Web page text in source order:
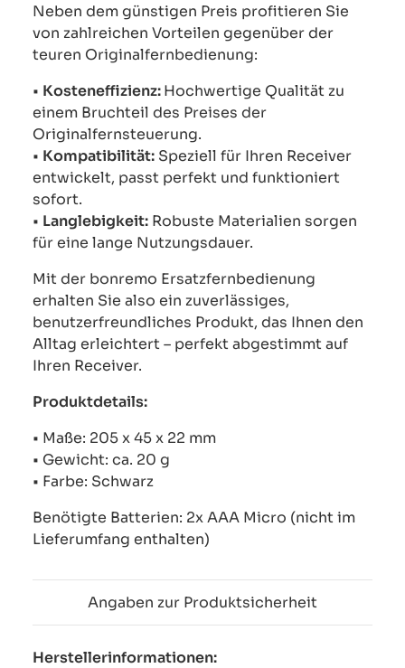
Neben dem günstigen Preis profitieren Sie
von zahlreichen Vorteilen gegenüber der
teuren Originalfernbedienung:
• Kosteneffizienz:Hochwertige Qualität zu
einem Bruchteil des Preises der
Originalfernsteuerung.
• Kompatibilität: Speziell für Ihren Receiver
entwickelt, passt perfekt und funktioniert
sofort.
• Langlebigkeit: Robuste Materialien sorgen
für eine lange Nutzungsdauer.
Mit der bonremo Ersatzfernbedienung
erhalten Sie also ein zuverlässiges,
benutzerfreundliches Produkt, das Ihnen den
Alltag erleichtert – perfekt abgestimmt auf
Ihren Receiver.
Produktdetails:
• Maße: 205 x 45 x 22 mm
• Gewicht: ca. 20 g
• Farbe: Schwarz
Benötigte Batterien: 2x AAA Micro (nicht im
Lieferumfang enthalten)
Angaben zur Produktsicherheit
Herstellerinformationen: